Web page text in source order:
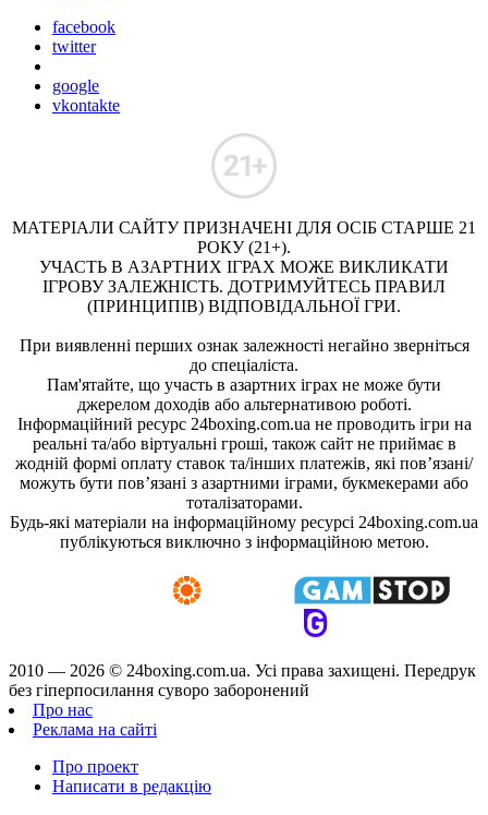
facebook
twitter
google
vkontakte
МАТЕРІАЛИ САЙТУ ПРИЗНАЧЕНІ ДЛЯ ОСІБ СТАРШЕ 21
РОКУ (21+).
УЧАСТЬ В АЗАРТНИХ ІГРАХ МОЖЕ ВИКЛИКАТИ
ІГРОВУ ЗАЛЕЖНІСТЬ. ДОТРИМУЙТЕСЬ ПРАВИЛ
(ПРИНЦИПІВ) ВІДПОВІДАЛЬНОЇ ГРИ.
При виявленні перших ознак залежності негайно зверніться
до спеціаліста.
Пам'ятайте, що участь в азартних іграх не може бути
джерелом доходів або альтернативою роботі.
Інформаційний ресурс 24boxing.com.ua не проводить ігри на
реальні та/або віртуальні гроші, також сайт не приймає в
жодній формі оплату ставок та/інших платежів, які пов’язані/
можуть бути пов’язані з азартними іграми, букмекерами або
тоталізаторами.
Будь-які матеріали на інформаційному ресурсі 24boxing.com.ua
публікуються виключно з інформаційною метою.
2010 — 2026 © 24boxing.com.ua. Усi права захищенi. Передрук
без гіперпосилання суворо заборонений
Про нас
Реклама на сайті
Про проект
Написати в редакцію